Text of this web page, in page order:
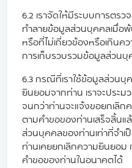
6.2 เราจัดให้มีระบบการตร
ทำลายข้อมูลส่วนบุคคลเมื่อพ้
หรือที่ไม่เกี่ยวข้องหรือเกินค
การเก็บรวบรวมข้อมูลส่วน
6.3 กรณีที่เราใช้ข้อมูลส่วน
ยินยอมจากท่าน เราจะประ
จนกว่าท่านจะแจ้งขอยกเลิก
ตามคำขอของท่านเสร็จสิ้นแ
ส่วนบุคคลของท่านเท่าที่จำ
ท่านเคยยกเลิกความยินยอม
คำขอของท่านในอนาคตได้